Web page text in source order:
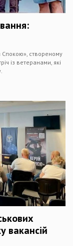
Спокою», створеному
із ветеранами, які
вакансій